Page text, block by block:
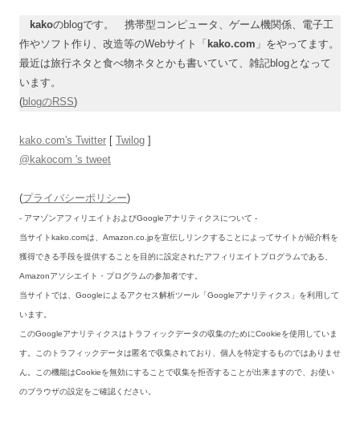
ビ
ー
ョ
ン
kakoのblogです。 携帯型コンピュータ、ゲーム機関係、電子工
作やソフト作り、改造等のWebサイト「 kako.com 」をやってます。
最近は旅行ネタと食べ物ネタとかも書いていて、雑記blogとなって
います。
(blogのRSS)
kako.com's Twitter [ Twilog ]
@kakocom 's tweet
(プライバシーポリシー)
- アマゾンアフィリエイトおよびGoogleアナリティクスについて -
当サイトkako.comは、Amazon.co.jpを宣伝しリンクすることによってサイトが紹介料を
獲得できる手段を提供することを目的に設定されたアフィリエイトプログラムである、
Amazonアソシエイト・プログラムの参加者です。
当サイトでは、Googleによるアクセス解析ツール「Googleアナリティクス」を利用して
います。
このGoogleアナリティクスはトラフィックデータの収集のためにCookieを使用していま
す。このトラフィックデータは匿名で収集されており、個人を特定するものではありませ
ん。この機能はCookieを無効にすることで収集を拒否することが出来ますので、お使い
のブラウザの設定をご確認ください。